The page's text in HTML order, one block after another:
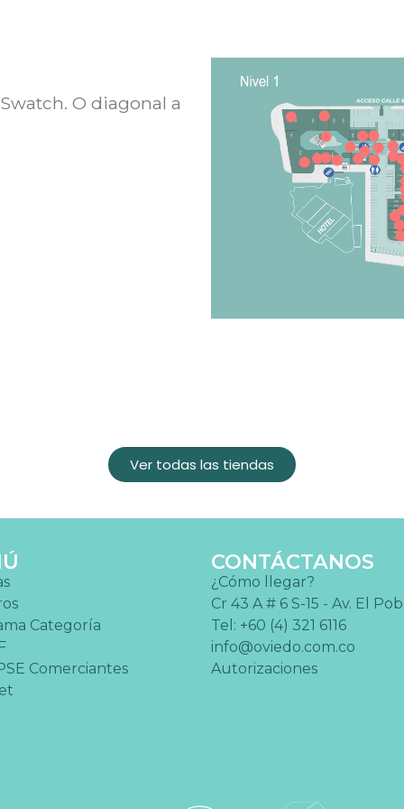
O diagonal a
Ver todas las tiendas
Categoría
Comerciantes
CONTÁCTANOS
¿Cómo llegar?
Cr 43 A # 6 S-15 - Av. El
Tel: +60 (4) 321 6116
info@oviedo.com.co
Autorizaciones